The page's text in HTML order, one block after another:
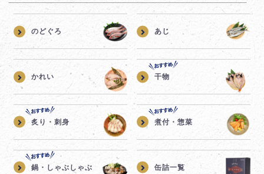
のどぐろ あじ
かれい 干物
炙り・刺身 煮付・惣菜
鍋・しゃぶしゃぶ 缶詰一覧